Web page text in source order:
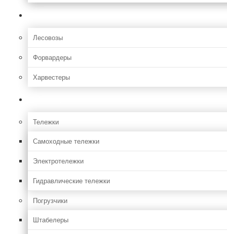
Лесовозы
Форвардеры
Харвестеры
Тележки
Самоходные тележки
Электротележки
Гидравлические тележки
Погрузчики
Штабелеры